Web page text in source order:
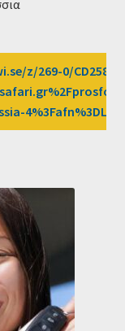
z/269-0/CD2589/
4%3Fafn%3DLW